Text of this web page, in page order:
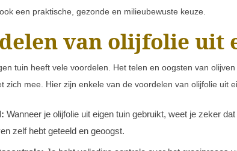
een praktische, gezonde en milieubewuste keuze.
van olijfolie uit
tuin heeft vele voordelen. Het telen en oogsten van
zich mee. Hier zijn enkele van de voordelen van olijfolie uit
Wanneer je olijfolie uit eigen tuin gebruikt, weet je zeker
zelf hebt geteeld en geoogst.